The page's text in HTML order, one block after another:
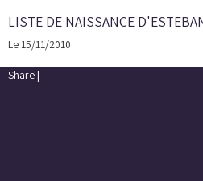
LISTE DE NAISSANCE
Le 15/11/2010
Share|